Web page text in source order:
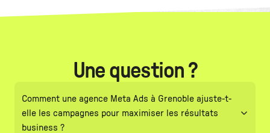
Une question ?
Comment une agence Meta Ads à Grenoble ajuste-t-
elle les campagnes pour maximiser les résultats
business ?